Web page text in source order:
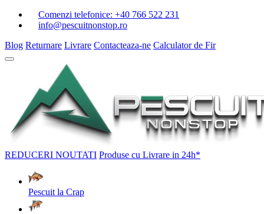
Comenzi telefonice: +40 766 522 231
info@pescuitnonstop.ro
Blog Returnare Livrare Contacteaza-ne Calculator de Fir
REDUCERI NOUTATI Produse cu Livrare in 24h*
Pescuit la Crap